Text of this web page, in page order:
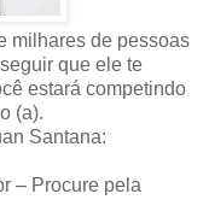
milhares de pessoas
que ele te
estará competindo
(a).
Santana:
– Procure pela